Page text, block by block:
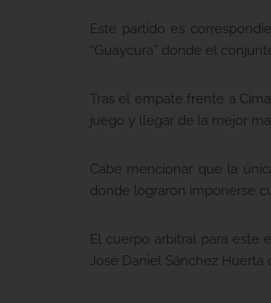
Este partido es
“Guaycura” donde el
Tras el empate frente a
juego y llegar de la mejor
Cabe mencionar que la
donde lograron imponerse
El cuerpo arbitral para este
José Daniel Sánchez